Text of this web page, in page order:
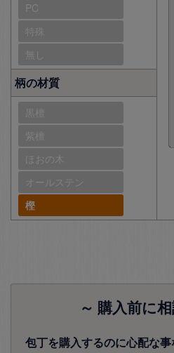
PC
特殊
無し
柄の材質
黒檀
紫檀
ほおの木
オールステン
樫
～ 購入前に
包丁を購入するのに心配な